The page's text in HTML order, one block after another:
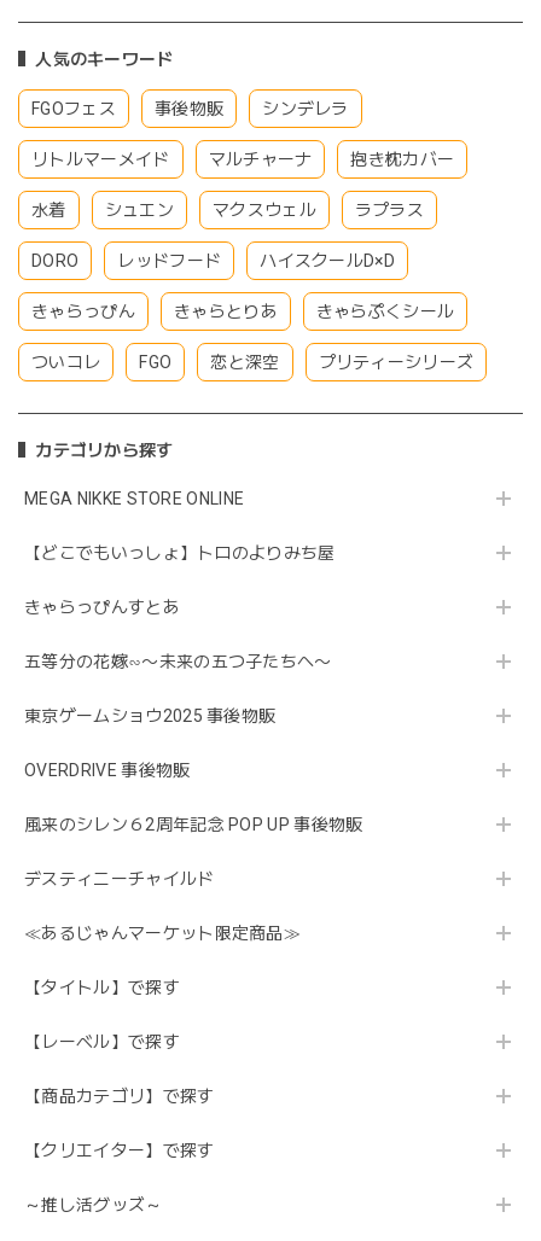
人気のキーワード
FGOフェス 事後物販 シンデレラ
リトルマーメイド マルチャーナ 抱き枕カバー
水着 シュエン マクスウェル ラプラス
DORO レッドフード ハイスクールD×D
きゃらっぴん きゃらとりあ きゃらぷくシール
ついコレ FGO 恋と深空 プリティーシリーズ
カテゴリから探す
MEGA NIKKE STORE ONLINE
【どこでもいっしょ】トロのよりみち屋
きゃらっぴんすとあ
五等分の花嫁∽〜未来の五つ子たちへ〜
東京ゲームショウ2025 事後物販
OVERDRIVE 事後物販
風来のシレン６2周年記念 POP UP 事後物販
デスティニーチャイルド
≪あるじゃんマーケット限定商品≫
【タイトル】で探す
【レーベル】で探す
【商品カテゴリ】で探す
【クリエイター】で探す
～推し活グッズ～